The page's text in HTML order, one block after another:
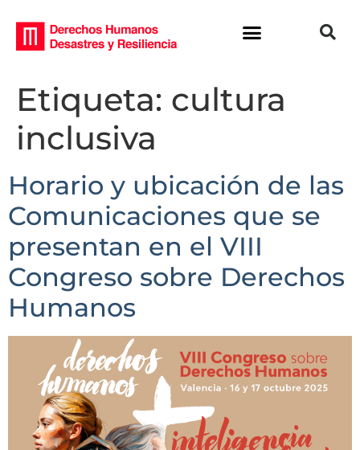
Etiqueta: cultura
inclusiva
Horario y ubicación de las
Comunicaciones que se
presentan en el VIII
Congreso sobre Derechos
Humanos